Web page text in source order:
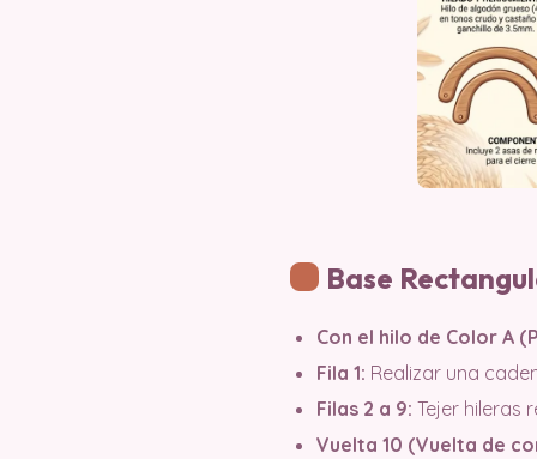
Base
Con el hilo de Color A
Fila 1: Realizar una
Filas 2 a 9: Tejer hileras
Vuelta 10 (Vuelta de